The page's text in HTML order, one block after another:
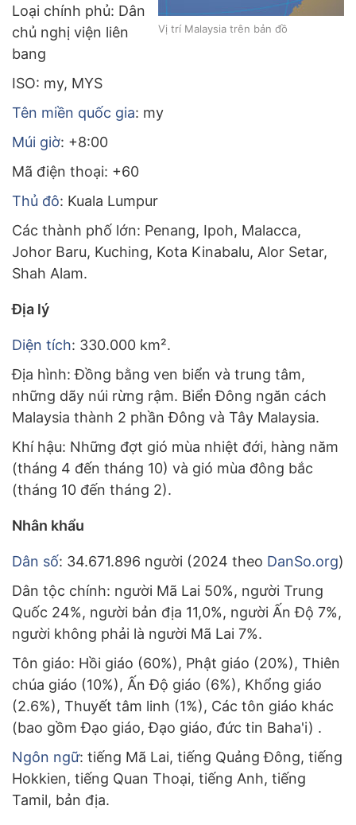
Vị trí Malaysia trên bản đồ
Loại chính phủ: Dân
chủ nghị viện liên
bang
ISO: my, MYS
Tên miền quốc gia: my
Múi giờ: +8:00
Mã điện thoại: +60
Thủ đô: Kuala Lumpur
Các thành phố lớn: Penang, Ipoh, Malacca,
Johor Baru, Kuching, Kota Kinabalu, Alor Setar,
Shah Alam.
Địa lý
Diện tích: 330.000 km².
Địa hình: Đồng bằng ven biển và trung tâm,
những dãy núi rừng rậm. Biển Đông ngăn cách
Malaysia thành 2 phần Đông và Tây Malaysia.
Khí hậu: Những đợt gió mùa nhiệt đới, hàng năm
(tháng 4 đến tháng 10) và gió mùa đông bắc
(tháng 10 đến tháng 2).
Nhân khẩu
Dân số: 34.671.896 người (2024 theo DanSo.org)
Dân tộc chính: người Mã Lai 50%, người Trung
Quốc 24%, người bản địa 11,0%, người Ấn Độ 7%,
người không phải là người Mã Lai 7%.
Tôn giáo: Hồi giáo (60%), Phật giáo (20%), Thiên
chúa giáo (10%), Ấn Độ giáo (6%), Khổng giáo
(2.6%), Thuyết tâm linh (1%), Các tôn giáo khác
(bao gồm Đạo giáo, Đạo giáo, đức tin Baha'i) .
Ngôn ngữ: tiếng Mã Lai, tiếng Quảng Đông, tiếng
Hokkien, tiếng Quan Thoại, tiếng Anh, tiếng
Tamil, bản địa.